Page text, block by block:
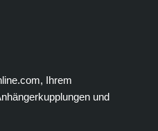
Ihrem
und